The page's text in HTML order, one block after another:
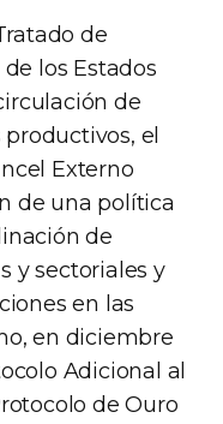
de
los Estados
de
el
Externo
de una política
de
y sectoriales y
en las
en diciembre
Adicional al
de Ouro